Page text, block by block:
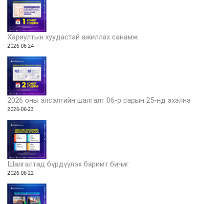
Хариултын хуудастай ажиллах санамж
2026-06-24
2026 оны элсэлтийн шалгалт 06-р сарын 25-нд эхэлнэ
2026-06-23
Шалгалтад бүрдүүлэх баримт бичиг
2026-06-22